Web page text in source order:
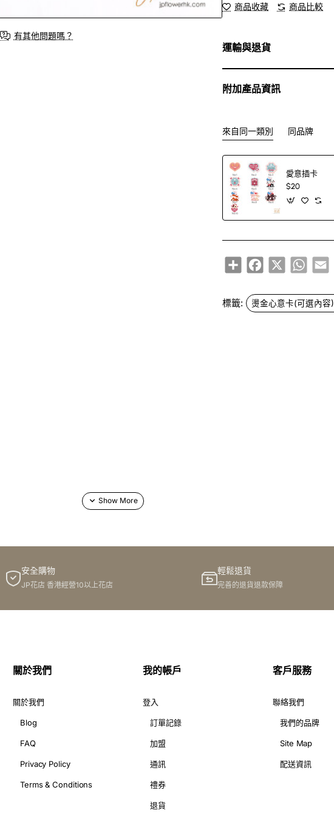
有其他問題嗎？
商品收藏 商品比較
運輸與退貨
附加產品資訊
來自同一類別 同品牌
愛意插卡
$20
ShareFacebook
X
標籤: 燙金心意卡(可選內容
條款及細則
安全購物
JP花店 香港經營10以上花店
輕鬆退貨
完善的退貨退款保障
關於我們
關於我們
Blog
FAQ
Privacy Policy
Terms & Conditions
我的帳戶
登入
訂單記錄
加盟
通訊
禮券
退貨
客戶服務
聯絡我們
我們的品牌
Site Map
配送資訊